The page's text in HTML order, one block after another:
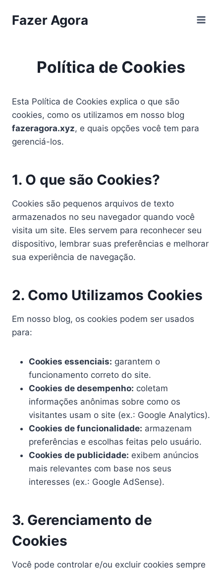
paraFazer Agora
Política de Cookies
Esta Política de Cookies explica o que são
cookies, como os utilizamos em nosso blog
fazeragora.xyz, e quais opções você tem para
gerenciá-los.
1. O que são Cookies?
Cookies são pequenos arquivos de texto
armazenados no seu navegador quando você
visita um site. Eles servem para reconhecer seu
dispositivo, lembrar suas preferências e melhorar
sua experiência de navegação.
2. Como Utilizamos Cookies
Em nosso blog, os cookies podem ser usados
para:
Cookies essenciais: garantem o
funcionamento correto do site.
Cookies de desempenho: coletam
informações anônimas sobre como os
visitantes usam o site (ex.: Google Analytics).
Cookies de funcionalidade: armazenam
preferências e escolhas feitas pelo usuário.
Cookies de publicidade: exibem anúncios
mais relevantes com base nos seus
interesses (ex.: Google AdSense).
3. Gerenciamento de
Cookies
Você pode controlar e/ou excluir cookies sempre